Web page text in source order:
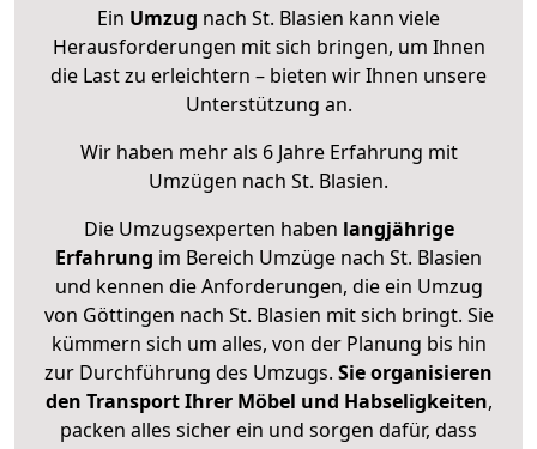
Ein Umzug nach St. Blasien kann viele
Herausforderungen mit sich bringen, um Ihnen
die Last zu erleichtern – bieten wir Ihnen unsere
Unterstützung an.
Wir haben mehr als 6 Jahre Erfahrung mit
Umzügen nach St. Blasien.
Die Umzugsexperten haben langjährige
Erfahrung im Bereich Umzüge nach St. Blasien
und kennen die Anforderungen, die ein Umzug
von Göttingen nach St. Blasien mit sich bringt. Sie
kümmern sich um alles, von der Planung bis hin
zur Durchführung des Umzugs. Sie organisieren
den Transport Ihrer Möbel und Habseligkeiten,
packen alles sicher ein und sorgen dafür, dass